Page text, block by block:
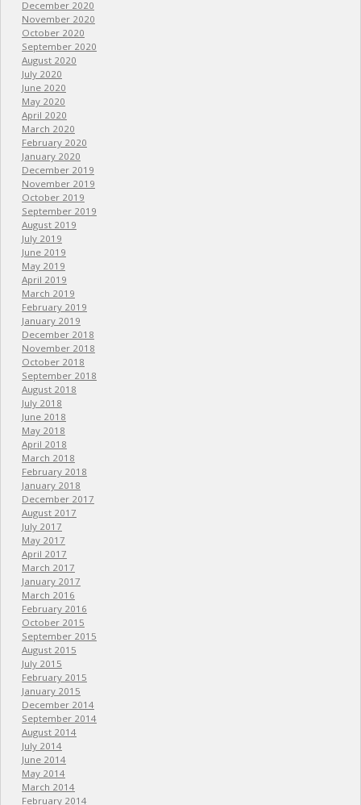
December 2020
November 2020
October 2020
September 2020
August 2020
July 2020
June 2020
May 2020
April 2020
March 2020
February 2020
January 2020
December 2019
November 2019
October 2019
September 2019
August 2019
July 2019
June 2019
May 2019
April 2019
March 2019
February 2019
January 2019
December 2018
November 2018
October 2018
September 2018
August 2018
July 2018
June 2018
May 2018
April 2018
March 2018
February 2018
January 2018
December 2017
August 2017
July 2017
May 2017
April 2017
March 2017
January 2017
March 2016
February 2016
October 2015
September 2015
August 2015
July 2015
February 2015
January 2015
December 2014
September 2014
August 2014
July 2014
June 2014
May 2014
March 2014
February 2014